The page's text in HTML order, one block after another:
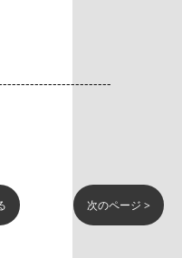
次のページ >